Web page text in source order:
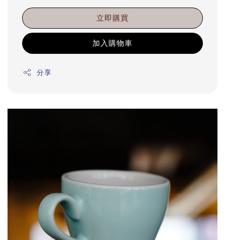
立即購買
加入購物車
分享